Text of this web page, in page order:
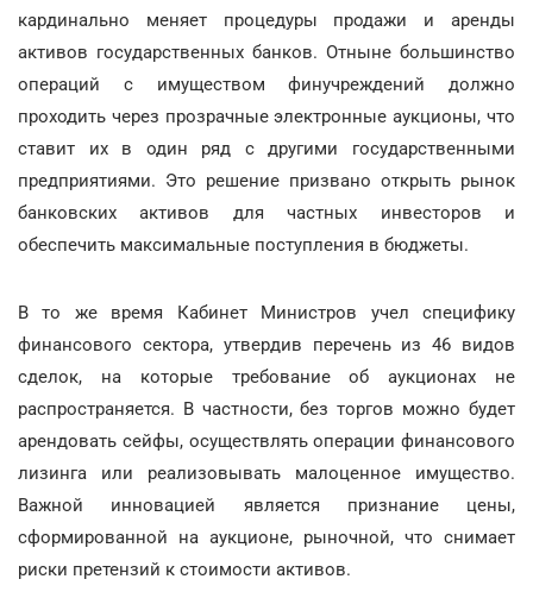
кардинально меняет процедуры продажи и аренды
активов государственных банков. Отныне большинство
операций с имуществом финучреждений должно
проходить через прозрачные электронные аукционы, что
ставит их в один ряд с другими государственными
предприятиями. Это решение призвано открыть рынок
банковских активов для частных инвесторов и
обеспечить максимальные поступления в бюджеты.
В то же время Кабинет Министров учел специфику
финансового сектора, утвердив перечень из 46 видов
сделок, на которые требование об аукционах не
распространяется. В частности, без торгов можно будет
арендовать сейфы, осуществлять операции финансового
лизинга или реализовывать малоценное имущество.
Важной инновацией является признание цены,
сформированной на аукционе, рыночной, что снимает
риски претензий к стоимости активов.